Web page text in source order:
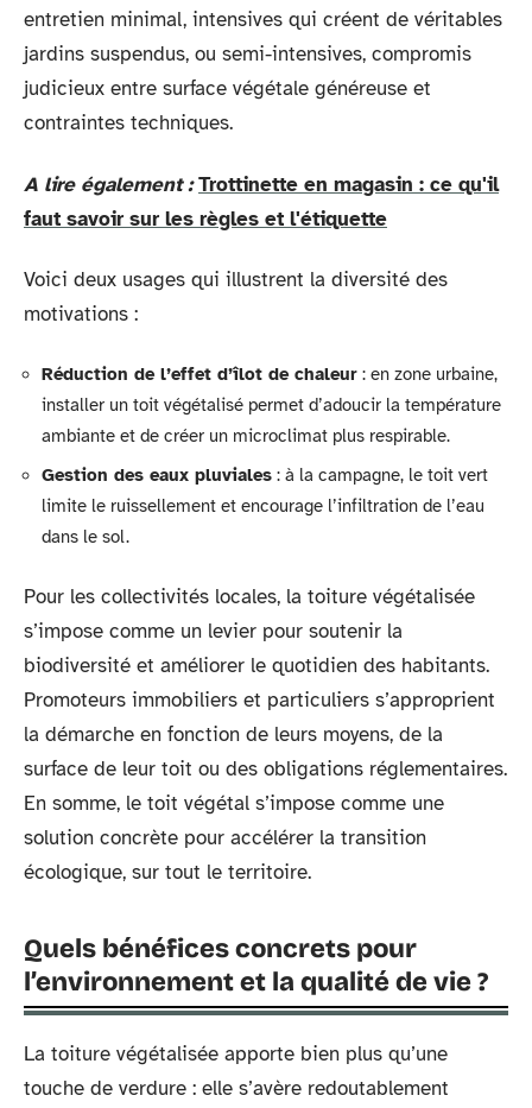
entretien minimal, intensives qui créent de véritables
jardins suspendus, ou semi-intensives, compromis
judicieux entre surface végétale généreuse et
contraintes techniques.
A lire également : Trottinette en magasin : ce qu'il
faut savoir sur les règles et l'étiquette
Voici deux usages qui illustrent la diversité des
motivations :
Réduction de l’effet d’îlot de chaleur : en zone urbaine,
installer un toit végétalisé permet d’adoucir la température
ambiante et de créer un microclimat plus respirable.
Gestion des eaux pluviales : à la campagne, le toit vert
limite le ruissellement et encourage l’infiltration de l’eau
dans le sol.
Pour les collectivités locales, la toiture végétalisée
s’impose comme un levier pour soutenir la
biodiversité et améliorer le quotidien des habitants.
Promoteurs immobiliers et particuliers s’approprient
la démarche en fonction de leurs moyens, de la
surface de leur toit ou des obligations réglementaires.
En somme, le toit végétal s’impose comme une
solution concrète pour accélérer la transition
écologique, sur tout le territoire.
Quels bénéfices concrets pour
l’environnement et la qualité de vie ?
La toiture végétalisée apporte bien plus qu’une
touche de verdure : elle s’avère redoutablement